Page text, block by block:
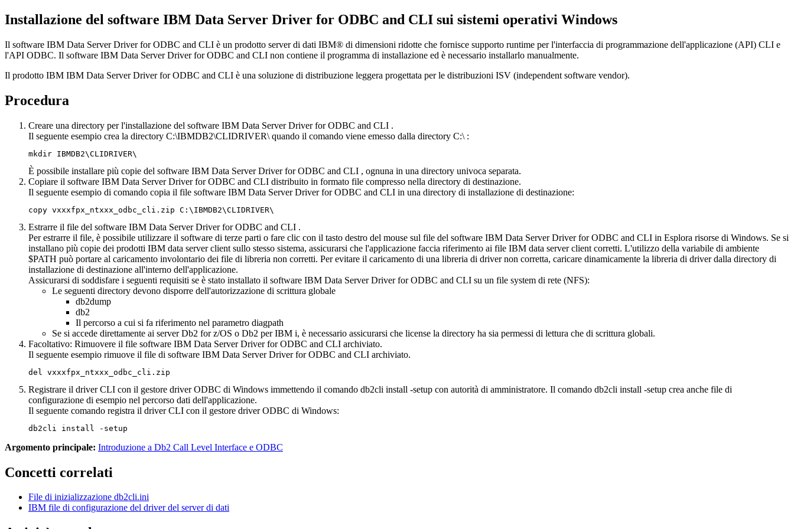
Installazione del software IBM Data Server Driver for ODBC and CLI sui sistemi operativi Windows
Il software IBM Data Server Driver for ODBC and CLI è un prodotto server di dati IBM® di dimensioni ridotte che fornisce supporto runtime per l'interfaccia di programmazione dell'applicazione (API) CLI e
l'API ODBC. Il software IBM Data Server Driver for ODBC and CLI non contiene il programma di installazione ed è necessario installarlo manualmente.
Il prodotto IBM IBM Data Server Driver for ODBC and CLI è una soluzione di distribuzione leggera progettata per le distribuzioni ISV (independent software vendor).
Procedura
Creare una directory per l'installazione del software IBM Data Server Driver for ODBC and CLI .
Il seguente esempio crea la directory C:\IBMDB2\CLIDRIVER\ quando il comando viene emesso dalla directory C:\ :
mkdir IBMDB2\CLIDRIVER\
È possibile installare più copie del software IBM Data Server Driver for ODBC and CLI , ognuna in una directory univoca separata.
Copiare il software IBM Data Server Driver for ODBC and CLI distribuito in formato file compresso nella directory di destinazione.
Il seguente esempio di comando copia il file software IBM Data Server Driver for ODBC and CLI in una directory di installazione di destinazione:
copy vxxxfpx_ntxxx_odbc_cli.zip C:\IBMDB2\CLIDRIVER\
Estrarre il file del software IBM Data Server Driver for ODBC and CLI .
Per estrarre il file, è possibile utilizzare il software di terze parti o fare clic con il tasto destro del mouse sul file del software IBM Data Server Driver for ODBC and CLI in Esplora risorse di Windows. Se si
installano più copie dei prodotti IBM data server client sullo stesso sistema, assicurarsi che l'applicazione faccia riferimento ai file IBM data server client corretti. L'utilizzo della variabile di ambiente
$PATH può portare al caricamento involontario dei file di libreria non corretti. Per evitare il caricamento di una libreria di driver non corretta, caricare dinamicamente la libreria di driver dalla directory di
installazione di destinazione all'interno dell'applicazione.
Assicurarsi di soddisfare i seguenti requisiti se è stato installato il software IBM Data Server Driver for ODBC and CLI su un file system di rete (NFS):
Le seguenti directory devono disporre dell'autorizzazione di scrittura globale
db2dump
db2
Il percorso a cui si fa riferimento nel parametro diagpath
Se si accede direttamente ai serverDb2 for z/OS o Db2 per IBM i, è necessario assicurarsi che license la directory ha sia permessi di lettura che di scrittura globali.
Facoltativo: Rimuovere il file software IBM Data Server Driver for ODBC and CLI archiviato.
Il seguente esempio rimuove il file di software IBM Data Server Driver for ODBC and CLI archiviato.
del vxxxfpx_ntxxx_odbc_cli.zip
Registrare il driverCLI con il gestore driver ODBC di Windows immettendo il comando db2cli install -setup con autorità di amministratore. Il comando db2cli install -setup crea anche file di
configurazione di esempio nel percorso dati dell'applicazione.
Il seguente comando registra il driverCLI con il gestore driver ODBC di Windows:
db2cli install -setup
Argomento principale: Introduzione a Db2 Call Level Interface e ODBC
Concetti correlati
File di inizializzazione db2cli.ini
IBM file di configurazione del driver del server di dati